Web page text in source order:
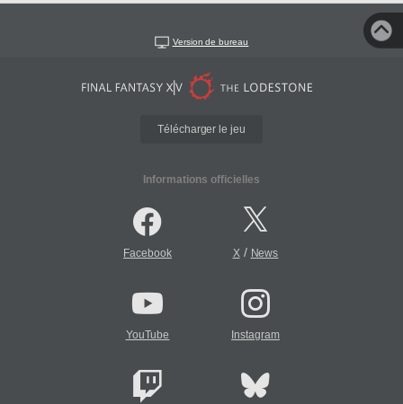
Version de bureau
Télécharger le jeu
Informations officielles
Facebook X/ News
YouTube Instagram